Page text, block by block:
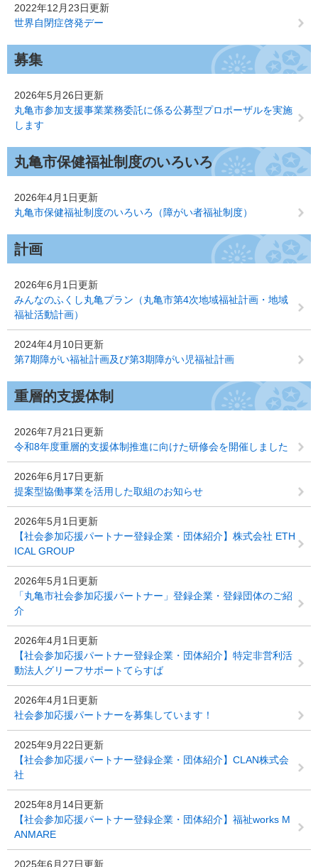
2022年12月23日更新
世界自閉症啓発デー
募集
2026年5月26日更新
丸亀市参加支援事業業務委託に係る公募型プロポーザルを実施
します
丸亀市保健福祉制度のいろいろ
2026年4月1日更新
丸亀市保健福祉制度のいろいろ（障がい者福祉制度）
計画
2026年6月1日更新
みんなのふくし丸亀プラン（丸亀市第4次地域福祉計画・地域
福祉活動計画）
2024年4月10日更新
第7期障がい福祉計画及び第3期障がい児福祉計画
重層的支援体制
2026年7月21日更新
令和8年度重層的支援体制推進に向けた研修会を開催しました
2026年6月17日更新
提案型協働事業を活用した取組のお知らせ
2026年5月1日更新
【社会参加応援パートナー登録企業・団体紹介】株式会社 ETH
ICAL GROUP
2026年5月1日更新
「丸亀市社会参加応援パートナー」登録企業・登録団体のご紹
介
2026年4月1日更新
【社会参加応援パートナー登録企業・団体紹介】特定非営利活
動法人グリーフサポートてらすば
2026年4月1日更新
社会参加応援パートナーを募集しています！
2025年9月22日更新
【社会参加応援パートナー登録企業・団体紹介】CLAN株式会
社
2025年8月14日更新
【社会参加応援パートナー登録企業・団体紹介】福祉works M
ANMARE
2025年6月27日更新